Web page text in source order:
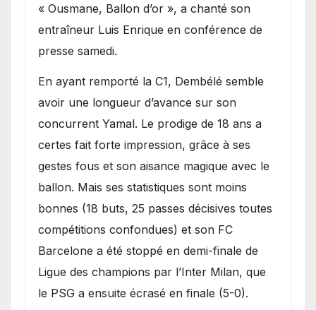
« Ousmane, Ballon d’or », a chanté son
entraîneur Luis Enrique en conférence de
presse samedi.
En ayant remporté la C1, Dembélé semble
avoir une longueur d’avance sur son
concurrent Yamal. Le prodige de 18 ans a
certes fait forte impression, grâce à ses
gestes fous et son aisance magique avec le
ballon. Mais ses statistiques sont moins
bonnes (18 buts, 25 passes décisives toutes
compétitions confondues) et son FC
Barcelone a été stoppé en demi-finale de
Ligue des champions par l’Inter Milan, que
le PSG a ensuite écrasé en finale (5-0).